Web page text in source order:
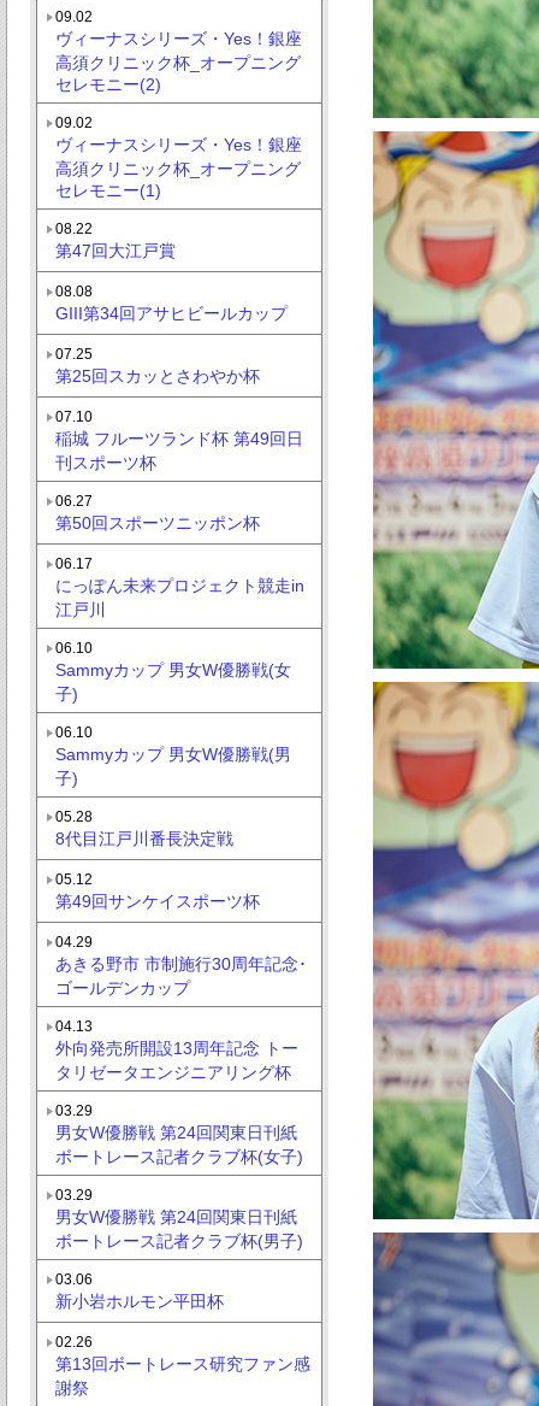
09.02
ヴィーナスシリーズ・Yes！銀座
高須クリニック杯_オープニング
セレモニー(2)
09.02
ヴィーナスシリーズ・Yes！銀座
高須クリニック杯_オープニング
セレモニー(1)
08.22
第47回大江戸賞
08.08
GIII第34回アサヒビールカップ
07.25
第25回スカッとさわやか杯
07.10
稲城 フルーツランド杯 第49回日
刊スポーツ杯
06.27
第50回スポーツニッポン杯
06.17
にっぽん未来プロジェクト競走in
江戸川
06.10
Sammyカップ 男女W優勝戦(女
子)
06.10
Sammyカップ 男女W優勝戦(男
子)
05.28
8代目江戸川番長決定戦
05.12
第49回サンケイスポーツ杯
04.29
あきる野市 市制施行30周年記念･
ゴールデンカップ
04.13
外向発売所開設13周年記念 トー
タリゼータエンジニアリング杯
03.29
男女W優勝戦 第24回関東日刊紙
ボートレース記者クラブ杯(女子)
03.29
男女W優勝戦 第24回関東日刊紙
ボートレース記者クラブ杯(男子)
03.06
新小岩ホルモン平田杯
02.26
第13回ボートレース研究ファン感
謝祭